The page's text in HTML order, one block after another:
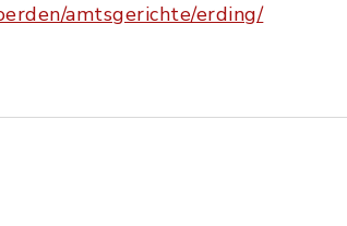
amtsgerichte/erding/